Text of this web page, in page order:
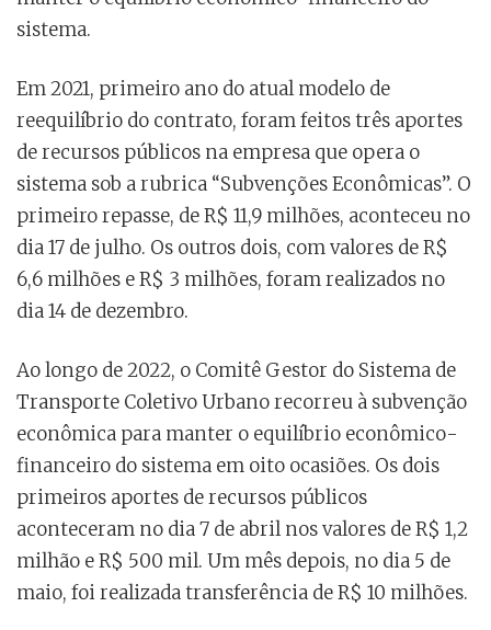
sistema.
Em 2021, primeiro ano do atual modelo de
reequilíbrio do contrato, foram feitos três aportes
de recursos públicos na empresa que opera o
sistema sob a rubrica “Subvenções Econômicas”. O
primeiro repasse, de R$ 11,9 milhões, aconteceu no
dia 17 de julho. Os outros dois, com valores de R$
6,6 milhões e R$ 3 milhões, foram realizados no
dia 14 de dezembro.
Ao longo de 2022, o Comitê Gestor do Sistema de
Transporte Coletivo Urbano recorreu à subvenção
econômica para manter o equilíbrio econômico-
financeiro do sistema em oito ocasiões. Os dois
primeiros aportes de recursos públicos
aconteceram no dia 7 de abril nos valores de R$ 1,2
milhão e R$ 500 mil. Um mês depois, no dia 5 de
maio, foi realizada transferência de R$ 10 milhões.